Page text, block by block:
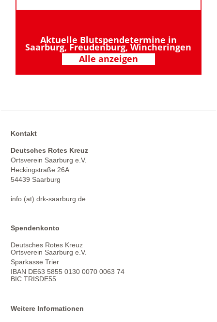
Aktuelle Blutspendetermine in
Saarburg, Freudenburg, Wincheringen
Alle anzeigen
Kontakt
Deutsches Rotes Kreuz
Ortsverein Saarburg e.V.
Heckingstraße 26A
54439 Saarburg
info (at) drk-saarburg.de
Spendenkonto
Deutsches Rotes Kreuz
Ortsverein Saarburg e.V.
Sparkasse Trier
IBAN DE63 5855 0130 0070 0063 74
BIC TRISDE55
Weitere Informationen